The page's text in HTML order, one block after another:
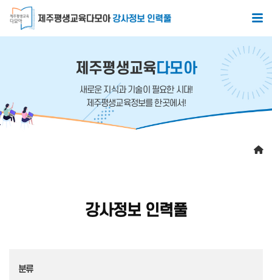
본문 바로가기
제주평생교육다모아
새로운 지식과 기술이 필요한 시대!
제주평생교육정보를 한곳에서!
강사정보 인력풀
분류